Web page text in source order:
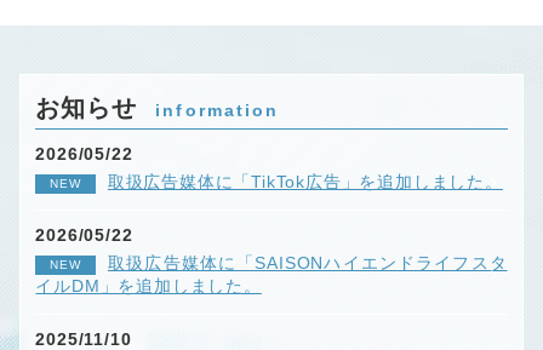
お知らせ information
2026/05/22
NEW 取扱広告媒体に「TikTok広告」を追加しました。
2026/05/22
NEW
取扱広告媒体に「SAISONハイエンドライフスタ
イルDM」を追加しました。
2025/11/10